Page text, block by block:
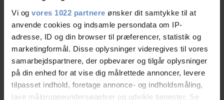
Vi og vores 1022 partnere ønsker dit samtykke til at
anvende cookies og indsamle persondata om IP-
adresse, ID og din browser til præferencer, statistik og
marketingformål. Disse oplysninger videregives til vores
samarbejdspartnere, der opbevarer og tilgår oplysninger
på din enhed for at vise dig målrettede annoncer, levere
tilpasset indhold, foretage annonce- og indholdsmåling,
lave målgruppeundersøgelser og udvikle tjenester. Se
udendørs arealer og ikke mindst en fantastisk morgen
buffet😋
tak for denne gang og vi ses igen hvis vi kommer på de
kanter🤩